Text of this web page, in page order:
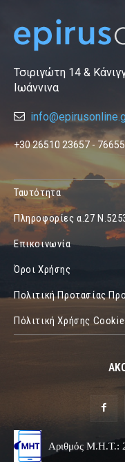
Τσιριγώτη 14 &
Ιωάννινα
+30 26510 23657 - 76655
Ταυτότητα
Πληροφορίες α.27
Επικοινωνία
Όροι Χρήσης
Πολιτική Προτασίας
Πόλιτική Χρήσης
Αριθμός Μ.Η.Τ.: